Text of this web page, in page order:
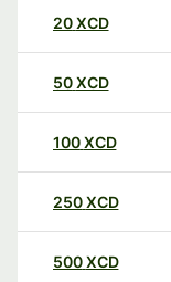
20XCD
50XCD
100XCD
250XCD
500XCD